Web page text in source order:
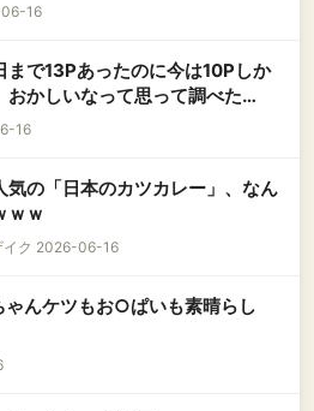
16
まで13Pあったのに今は10Pしか
かしいなって思って調べた
16
気の「日本のカツカレー」、なん
ｗｗ
イク 2026-06-16
ゃんケツもお○ぱいも素晴らし